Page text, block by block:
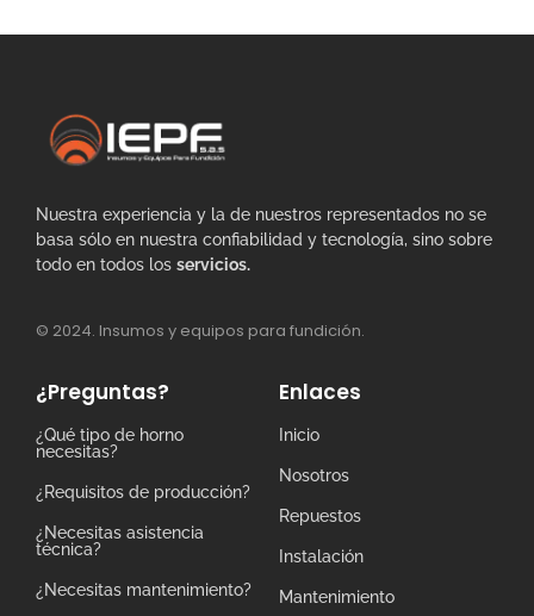
Nuestra experiencia y la de nuestros representados no se
basa sólo en nuestra confiabilidad y tecnología, sino sobre
todo en todos los servicios.
© 2024. Insumos y equipos para fundición.
¿Preguntas?
¿Qué tipo de horno
necesitas?
¿Requisitos de producción?
¿Necesitas asistencia
técnica?
¿Necesitas mantenimiento?
Enlaces
Inicio
Nosotros
Repuestos
Instalación
Mantenimiento